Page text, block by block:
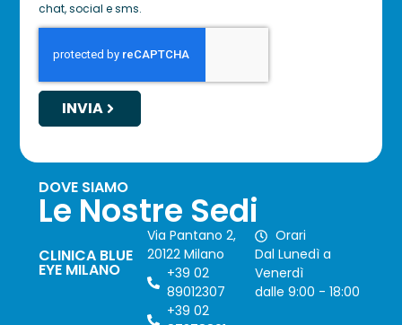
chat, social e sms.
INVIA
DOVE SIAMO
Le Nostre Sedi
CLINICA BLUE
EYE MILANO
Via Pantano 2,
20122 Milano
+39 02
89012307
+39 02
Orari
Dal Lunedì a
Venerdì
dalle 9:00 - 18:00